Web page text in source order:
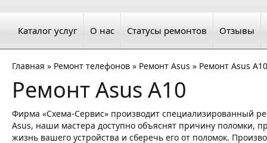
Каталог услуг О нас Статусы ремонтов Отзывы
Главная » Ремонт телефонов » Ремонт Asus » Ремонт Asus A10
Ремонт Asus A10
Фирма «Схема-Сервис» производит специализированный
Asus, наши мастера доступно объяснят причину поломки,
жизнь вашего устройства и сберечь его от поломок.